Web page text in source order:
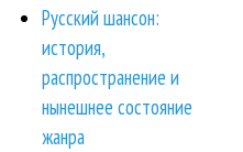
Русский шансон:
история,
распространение и
нынешнее состояние
жанра